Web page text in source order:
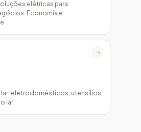
elétricas para
Economia e
→
lar: eletrodomésticos, utensílios
lar.